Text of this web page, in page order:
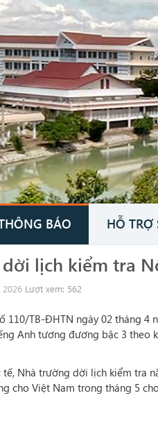
BÁO HỖ TRỢ
lịch kiểm tra
2026 Lượt xem: 562
110/TB-ĐHTN ngày 02 tháng
Anh tương đương bậc 3 theo
tế, Nhà trường dời lịch kiểm tra
cho Việt Nam trong tháng 5